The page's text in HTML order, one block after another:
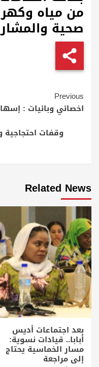
من مياه
صحية
Continue
Reading
Previous
اخصائي وبائيات :
وقفات
Related News
بعد اجتماعات أديس
أبابا.. قيادات نسوية:
مسار الخماسية يحتاج
إلى مراجعة